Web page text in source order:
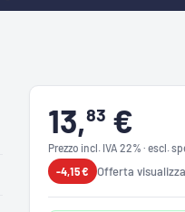
13,83 €
Prezzo incl. IVA 22% · escl.
-4,15 €
Offerta